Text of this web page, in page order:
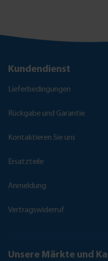
Kundendienst
Lieferbedingungen
Rückgabe und Garantie
Kontaktieren Sie uns
Ersatzteile
Anmeldung
Vertragswiderruf
Unsere Märkte und